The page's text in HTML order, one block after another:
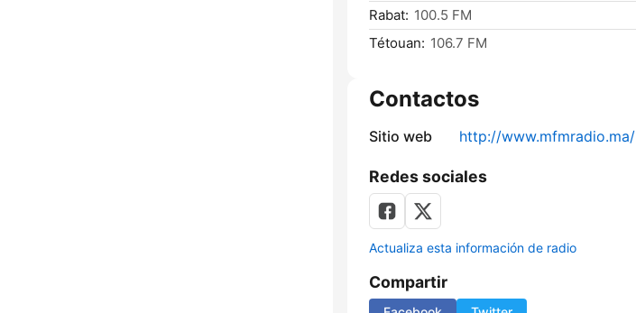
Rabat: 100.5 FM
Tétouan: 106.7 FM
Contactos
Sitio web http://www.mfmradio.ma/
Redes sociales
Actualiza esta información de radio
Compartir